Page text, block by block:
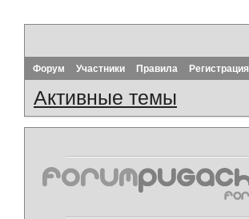
Форум Участники Правила Регистрация
Активные темы